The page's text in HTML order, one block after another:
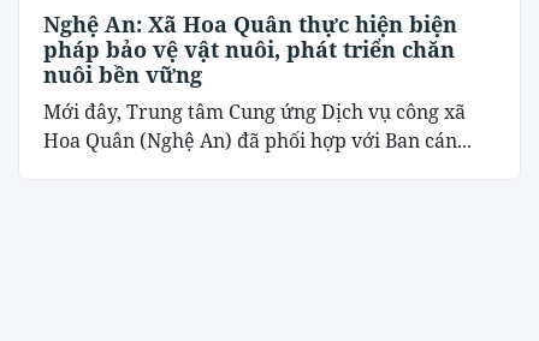
Nghệ An: Xã Hoa Quân thực hiện biện
pháp bảo vệ vật nuôi, phát triển chăn
nuôi bền vững
Mới đây, Trung tâm Cung ứng Dịch vụ công xã
Hoa Quân (Nghệ An) đã phối hợp với Ban cán...